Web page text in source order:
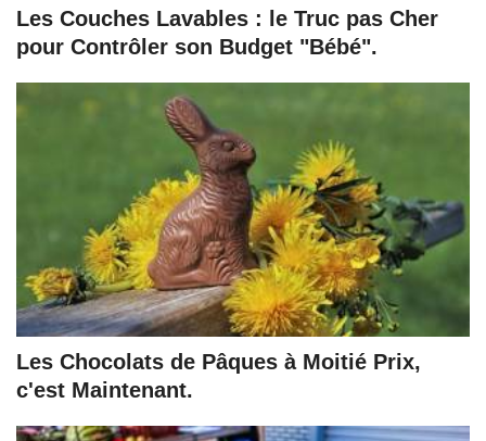
Les Couches Lavables : le Truc pas Cher
pour Contrôler son Budget "Bébé".
Les Chocolats de Pâques à Moitié Prix,
c'est Maintenant.